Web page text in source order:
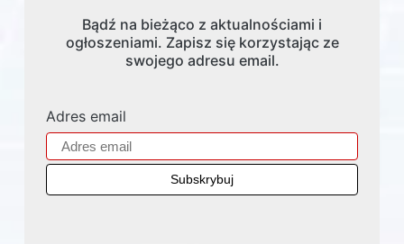
Bądź na bieżąco z aktualnościami i
ogłoszeniami. Zapisz się korzystając ze
swojego adresu email.
Adres email